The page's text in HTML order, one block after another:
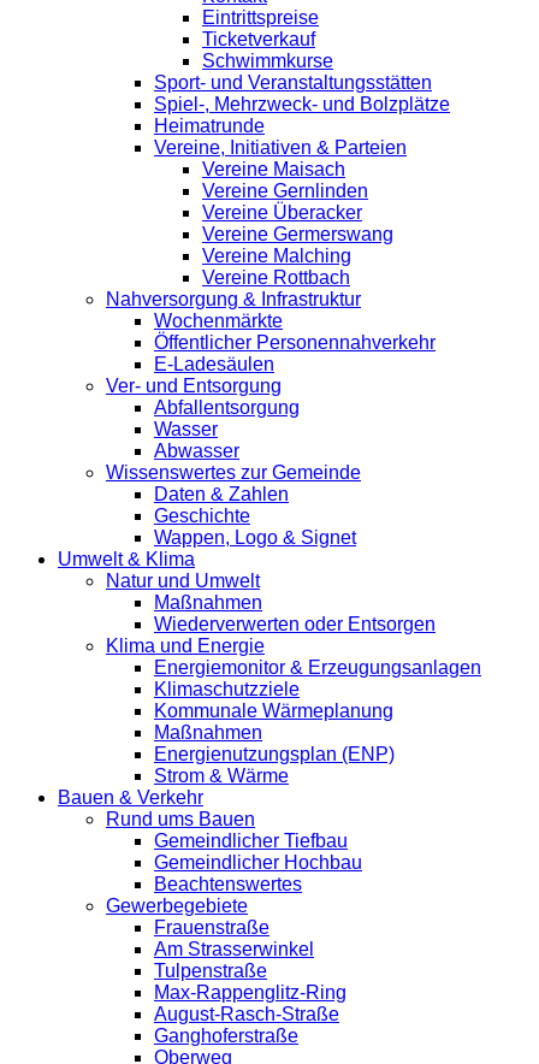
Eintrittspreise
Ticketverkauf
Schwimmkurse
Sport- und Veranstaltungsstätten
Spiel-, Mehrzweck- und Bolzplätze
Heimatrunde
Vereine, Initiativen & Parteien
Vereine Maisach
Vereine Gernlinden
Vereine Überacker
Vereine Germerswang
Vereine Malching
Vereine Rottbach
Nahversorgung & Infrastruktur
Wochenmärkte
Öffentlicher Personennahverkehr
E-Ladesäulen
Ver- und Entsorgung
Abfallentsorgung
Wasser
Abwasser
Wissenswertes zur Gemeinde
Daten & Zahlen
Geschichte
Wappen, Logo & Signet
Umwelt & Klima
Natur und Umwelt
Maßnahmen
Wiederverwerten oder Entsorgen
Klima und Energie
Energiemonitor & Erzeugungsanlagen
Klimaschutzziele
Kommunale Wärmeplanung
Maßnahmen
Energienutzungsplan (ENP)
Strom & Wärme
Bauen & Verkehr
Rund ums Bauen
Gemeindlicher Tiefbau
Gemeindlicher Hochbau
Beachtenswertes
Gewerbegebiete
Frauenstraße
Am Strasserwinkel
Tulpenstraße
Max-Rappenglitz-Ring
August-Rasch-Straße
Ganghoferstraße
Oberweg